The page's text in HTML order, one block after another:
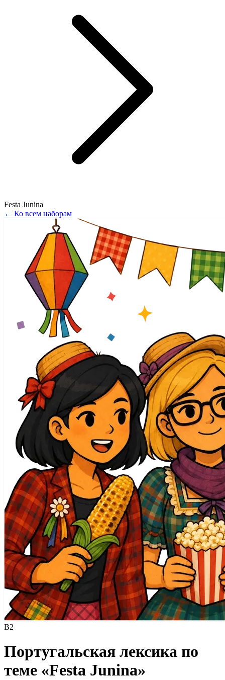
Festa Junina
← Ко всем наборам
B2
Португальская лексика по
теме «Festa Junina»